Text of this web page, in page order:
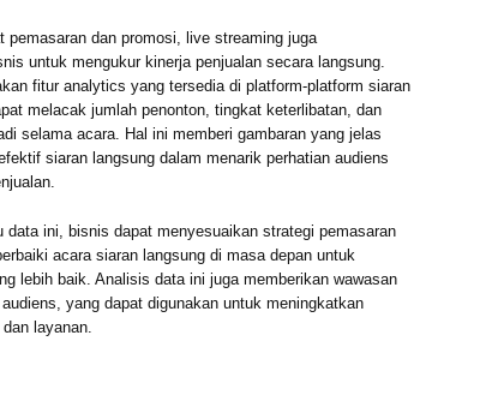
pemasaran dan promosi, live streaming juga
untuk mengukur kinerja penjualan secara langsung.
fitur analytics yang tersedia di platform-platform siaran
melacak jumlah penonton, tingkat keterlibatan, dan
selama acara. Hal ini memberi gambaran yang jelas
siaran langsung dalam menarik perhatian audiens
data ini, bisnis dapat menyesuaikan strategi pemasaran
acara siaran langsung di masa depan untuk
lebih baik. Analisis data ini juga memberikan wawasan
yang dapat digunakan untuk meningkatkan
layanan.